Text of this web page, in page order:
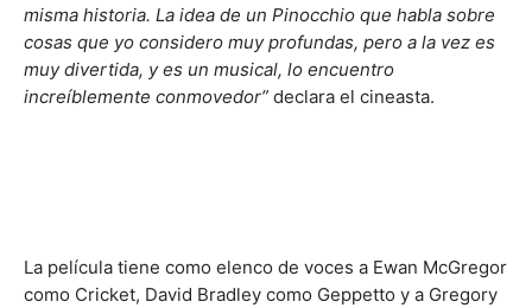
misma historia. La idea de un Pinocchio que habla sobre
cosas que yo considero muy profundas, pero a la vez es
muy divertida, y es un musical, lo encuentro
increíblemente conmovedor” declara el cineasta.
La película tiene como elenco de voces a Ewan McGregor
como Cricket, David Bradley como Geppetto y a Gregory